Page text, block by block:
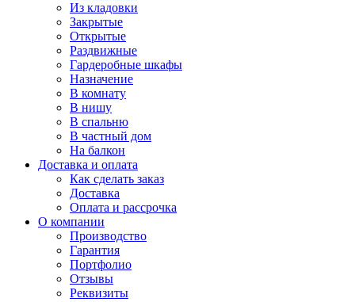
Из кладовки
Закрытые
Открытые
Раздвижные
Гардеробные шкафы
Назначение
В комнату
В нишу
В спальню
В частный дом
На балкон
Доставка и оплата
Как сделать заказ
Доставка
Оплата и рассрочка
О компании
Производство
Гарантия
Портфолио
Отзывы
Реквизиты